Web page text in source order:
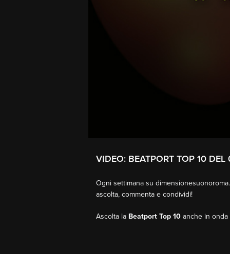
VIDEO: BEATPORT TOP 10
Ogni settimana su
ascolta, commenta e condividi!
Ascolta la Beatport Top 10 anche in onda